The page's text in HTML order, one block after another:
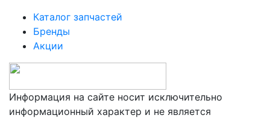
Информация на сайте носит исключительно
информационный характер и не является
Каталог запчастей
Бренды
Акции